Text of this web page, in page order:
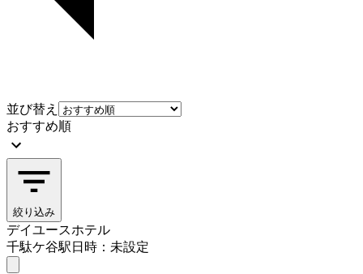
並び替え
おすすめ順
絞り込み
デイユースホテル
千駄ケ谷駅日時：未設定